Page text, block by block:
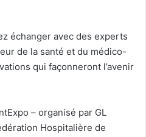
échanger avec des experts
de la santé et du médico-
qui façonneront l’avenir
– organisé par GL
Hospitalière de